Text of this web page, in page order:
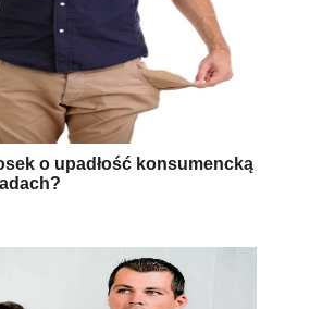
o upadłość konsumencką